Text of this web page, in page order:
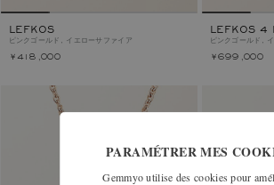
LEFKOS
ピンクゴールド, イエローサファイア
￥418,000
LEFKOS 4
ピンクゴールド,
￥699,000
PARAMÉTRER MES
Gemmyo utilise des cookies pour